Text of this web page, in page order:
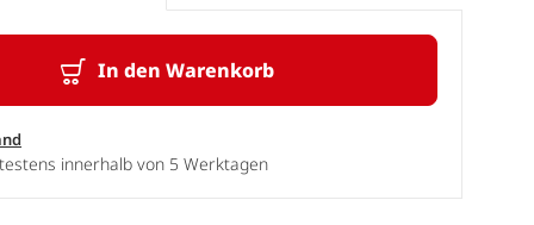
In den Warenkorb
innerhalb von 5 Werktagen